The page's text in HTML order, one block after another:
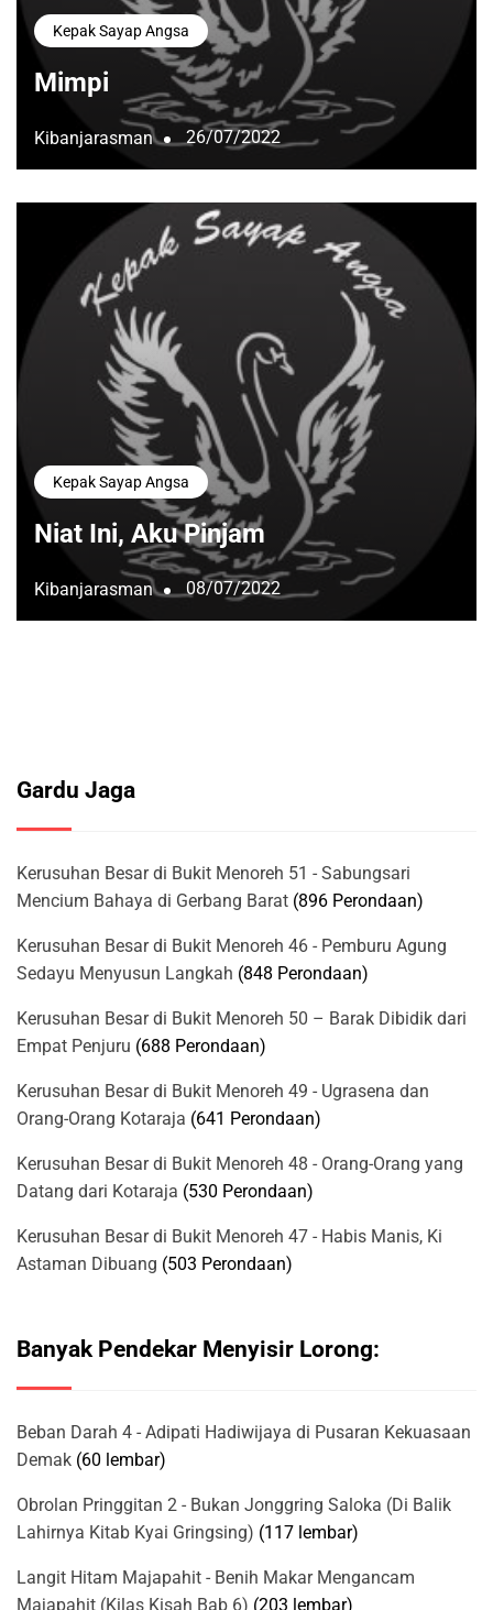
Kepak Sayap Angsa
Mimpi
Kibanjarasman 26/07/2022
Kepak Sayap Angsa
Niat Ini, Aku Pinjam
Kibanjarasman 08/07/2022
Gardu Jaga
Kerusuhan Besar di Bukit Menoreh 51 - Sabungsari
Mencium Bahaya di Gerbang Barat (896 Perondaan)
Kerusuhan Besar di Bukit Menoreh 46 - Pemburu Agung
Sedayu Menyusun Langkah (848 Perondaan)
Kerusuhan Besar di Bukit Menoreh 50 – Barak Dibidik dari
Empat Penjuru (688 Perondaan)
Kerusuhan Besar di Bukit Menoreh 49 - Ugrasena dan
Orang-Orang Kotaraja (641 Perondaan)
Kerusuhan Besar di Bukit Menoreh 48 - Orang-Orang yang
Datang dari Kotaraja (530 Perondaan)
Kerusuhan Besar di Bukit Menoreh 47 - Habis Manis, Ki
Astaman Dibuang (503 Perondaan)
Banyak Pendekar Menyisir Lorong:
Beban Darah 4 - Adipati Hadiwijaya di Pusaran Kekuasaan
Demak (60 lembar)
Obrolan Pringgitan 2 - Bukan Jonggring Saloka (Di Balik
Lahirnya Kitab Kyai Gringsing) (117 lembar)
Langit Hitam Majapahit - Benih Makar Mengancam
Majapahit (Kilas Kisah Bab 6) (203 lembar)